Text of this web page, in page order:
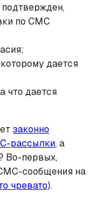
по СМС
дается
что дается
законно
рассылки, а
Во-первых,
сообщения на
чревато).